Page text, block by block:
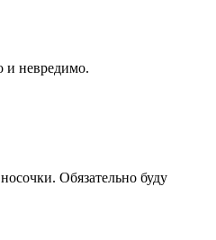
и невредимо.
Обязательно буду